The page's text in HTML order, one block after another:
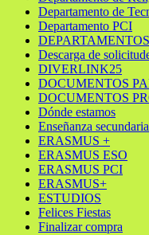
Departamento de
Departamento PCI
DEPARTAMENTOS
Descarga de
DIVERLINK25
DOCUMENTOS
DOCUMENTOS
Dónde estamos
Enseñanza
ERASMUS +
ERASMUS ESO
ERASMUS PCI
ERASMUS+
ESTUDIOS
Felices Fiestas
Finalizar compra